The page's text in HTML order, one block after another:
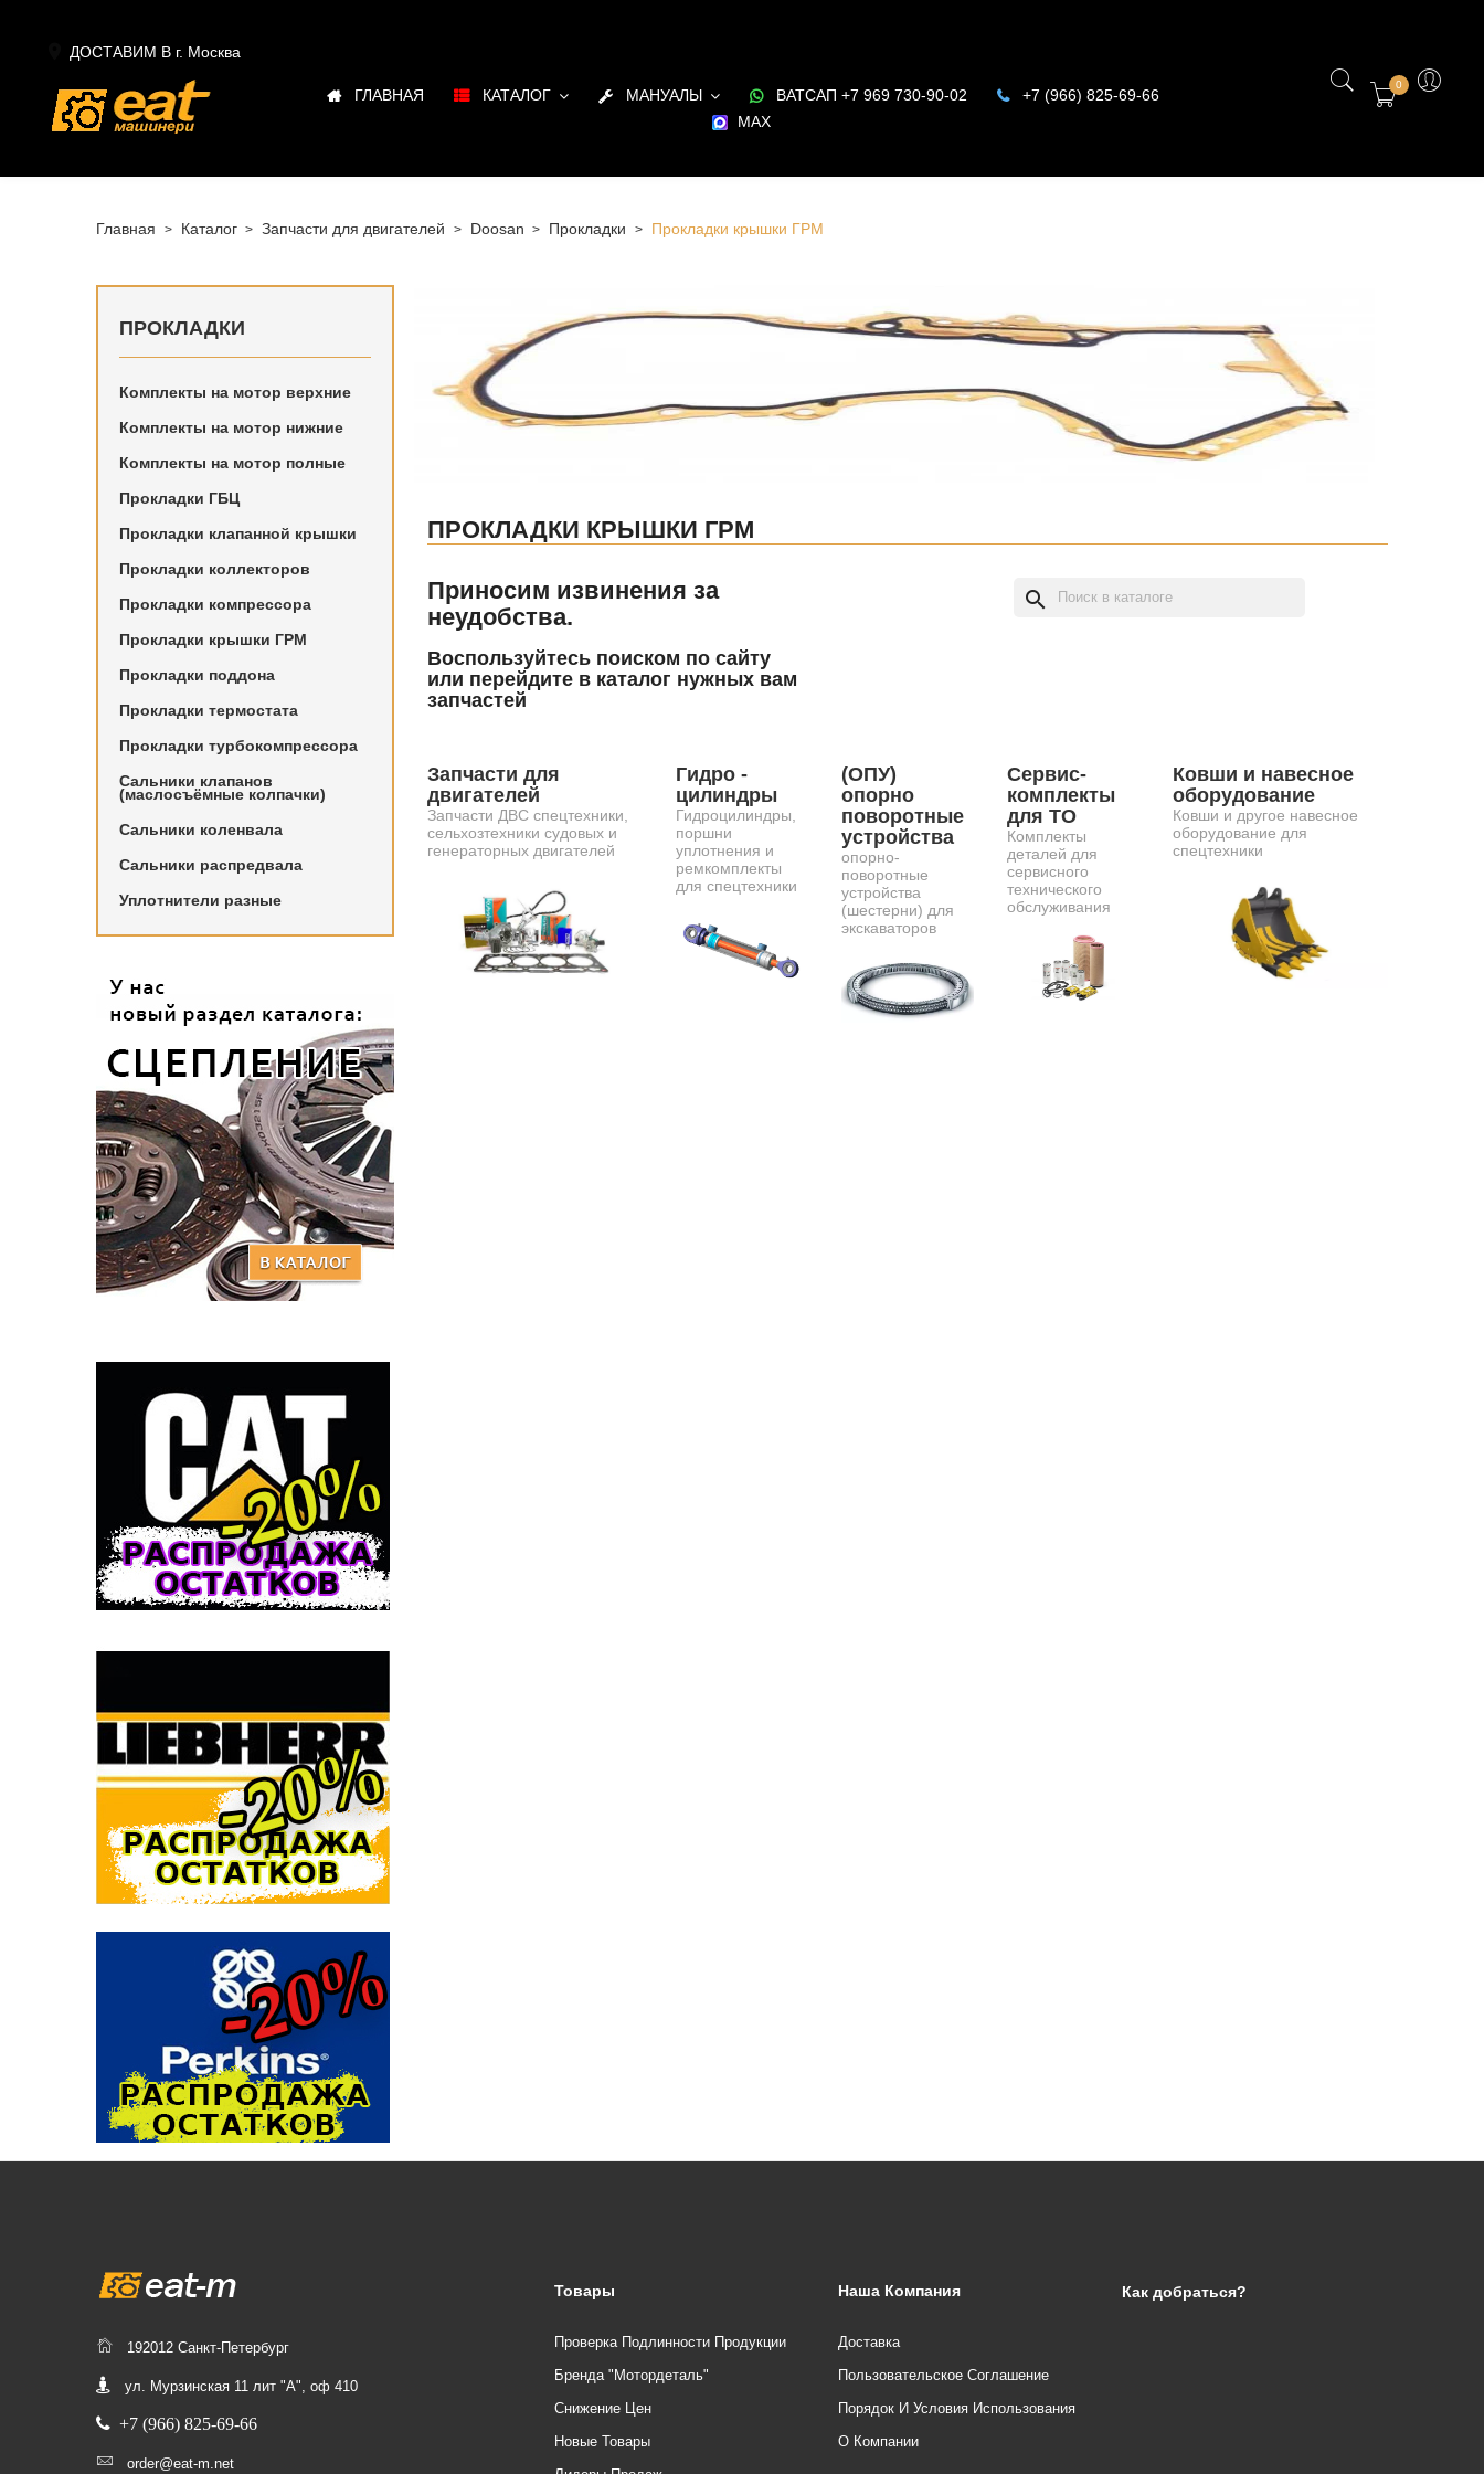
ДОСТАВИМ В г. Москва
ГЛАВНАЯ КАТАЛОГ МАНУАЛЫ ВАТСАП +7 969 730-90-02
+7 (966) 825-69-66
MAX
0
Главная Каталог Запчасти для двигателей Doosan Прокладки Прокладки крышки ГРМ
ПРОКЛАДКИ
Комплекты на мотор верхние
Комплекты на мотор нижние
Комплекты на мотор полные
Прокладки ГБЦ
Прокладки клапанной крышки
Прокладки коллекторов
Прокладки компрессора
Прокладки крышки ГРМ
Прокладки поддона
Прокладки термостата
Прокладки турбокомпрессора
Сальники клапанов
(маслосъёмные колпачки)
Сальники коленвала
Сальники распредвала
Уплотнители разные
Купить в Санкт-Петербурге Прокладки крышки ГРМ для
ПРОКЛАДКИ КРЫШКИ ГРМ
Приносим извинения за
неудобства.
Воспользуйтесь поиском по сайту
или перейдите в каталог нужных вам
запчастей
search
Запчасти для
двигателей
Запчасти ДВС спецтехники,
сельхозтехники судовых и
генераторных двигателей
Гидро -
цилиндры
Гидроцилиндры,
поршни
уплотнения и
ремкомплекты
для спецтехники
(ОПУ)
опорно
поворотные
устройства
опорно-
поворотные
устройства
(шестерни) для
экскаваторов
Сервис-
комплекты
для ТО
Комплекты
деталей для
сервисного
технического
обслуживания
Ковши и навесное
оборудование
Ковши и другое навесное
оборудование для
спецтехники
192012 Санкт-Петербург
ул. Мурзинская 11 лит "А", оф 410
+7 (966) 825-69-66
order@eat-m.net
Товары
Проверка Подлинности Продукции
Бренда "Мотордеталь"
Снижение Цен
Новые Товары
Наша Компания
Доставка
Пользовательское Соглашение
Порядок И Условия Использования
О Компании
Как добраться?